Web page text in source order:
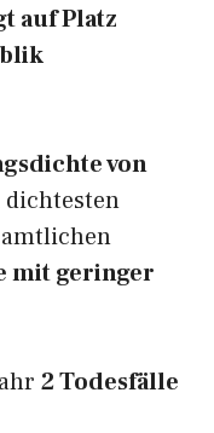
auf Platz
von
dichtesten
mit geringer
2 Todesfälle